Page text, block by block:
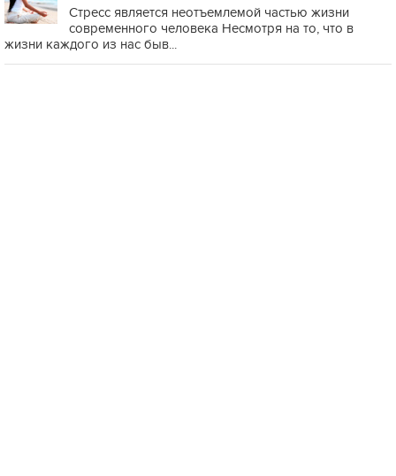
Стресс является неотъемлемой частью жизни
современного человека Несмотря на то, что в
жизни каждого из нас быв...